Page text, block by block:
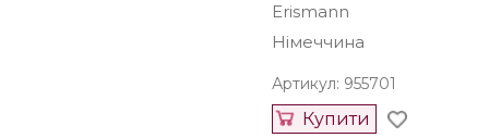
Erismann
Німеччина
Артикул: 955701
Купити